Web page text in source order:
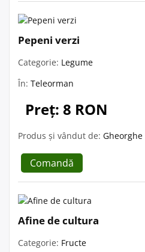
Pepeni verzi
Categorie: Legume
În: Teleorman
Preț: 8 RON
Produs și vândut de: Gheorghe
Comandă
Afine de cultura
Categorie: Fructe